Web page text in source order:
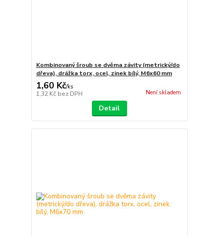
Kombinovaný šroub se dvěma závity (metrický/do
dřeva), drážka torx, ocel, zinek bílý, M6x60 mm
1,60 Kč/ks
1,32 Kč bez DPH Není skladem
Detail